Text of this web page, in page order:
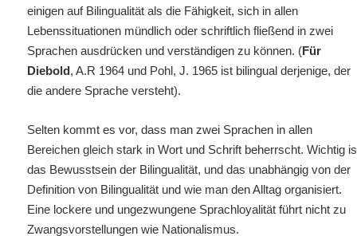
einigen auf Bilingualität als die Fähigkeit, sich in allen
Lebenssituationen mündlich oder schriftlich fließend in zwei
Sprachen ausdrücken und verständigen zu können. (Für
Diebold, A.R 1964 und Pohl, J. 1965 ist bilingual derjenige, der
die andere Sprache versteht).
Selten kommt es vor, dass man zwei Sprachen in allen
Bereichen gleich stark in Wort und Schrift beherrscht. Wichtig
das Bewusstsein der Bilingualität, und das unabhängig von der
Definition von Bilingualität und wie man den Alltag organisiert.
Eine lockere und ungezwungene Sprachloyalität führt nicht zu
Zwangsvorstellungen wie Nationalismus.